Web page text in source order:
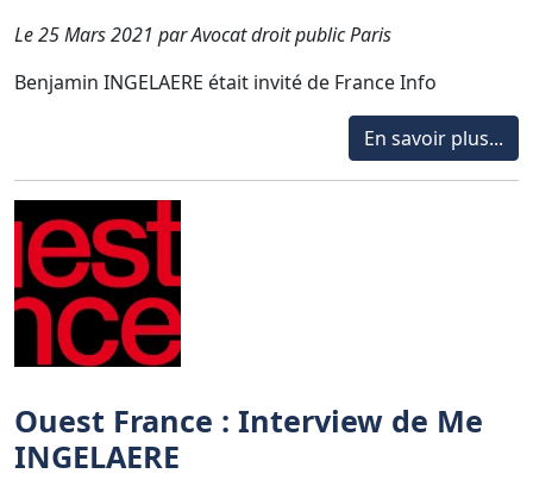
Le 25 Mars 2021 par Avocat droit public Paris
Benjamin INGELAERE était invité de France Info
En savoir plus...
Ouest France : Interview de Me
INGELAERE